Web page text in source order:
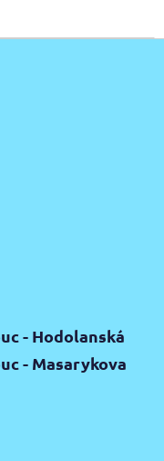
- Hodolanská
- Masarykova